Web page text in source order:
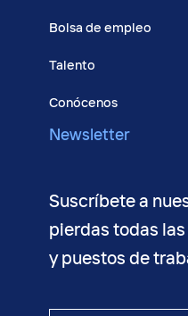
Bolsa de empleo
Talento
Conócenos
Newsletter
Suscríbete a
pierdas todas
y puestos de